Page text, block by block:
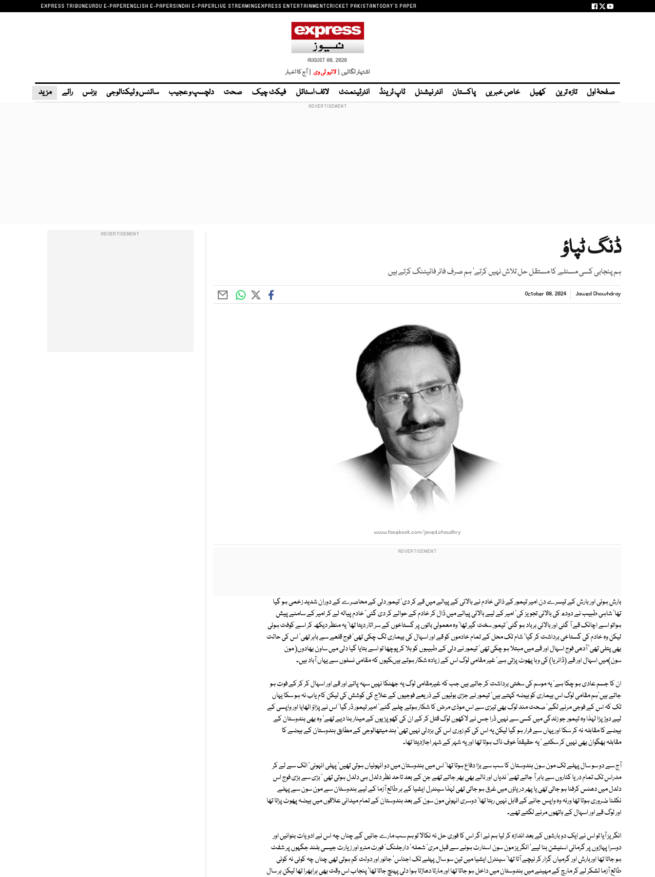
EXPRESS TRIBUNEURDU E-PAPERENGLISH E-PAPERSINDHI E-PAPERLIVE STREAMINGEXPRESS ENTERTAINMENTCRICKET PAKISTANTODAY'S PAPER
AUGUST 08, 2026
اشتہار لگائیں | لائیو ٹی وی | آج کا اخبار
صفحۂ اول تازہ ترین کھیل خاص خبریں پاکستان انٹر نیشنل ٹاپ ٹرینڈ انٹرٹینمنٹ لائف اسٹائل فیکٹ چیک صحت دلچسپ و عجیب سائنس و ٹیکنالوجی بزنس رائے مزید
ڈنگ ٹپاؤ
ہم پنجابی کسی مسئلے کا مستقل حل تلاش نہیں کرتے‘ ہم صرف فائر فائیٹنگ کرتے ہیں
Jawed Chowhdray
October 08, 2024
www.facebook.com/javed.chaudhry
بارش ہوئی اور بارش کے تیسرے دن امیر تیمور کے ذاتی خادم نے بالائی کے پیالے میں قے کر دی' تیمور دلی کے محاصرے کے دوران شدید زخمی ہو گیا
تھا' شاہی طبیب نے دودھ کی بالائی تجویز کی' امیر کے لیے بالائی پیالے میں ڈال کر خادم کے حوالے کر دی گئی' خادم پیالہ لے کر امیر کے سامنے پیش
ہواتو اسے اچانک قے آ گئی اور بالائی برباد ہو گئی' تیمور سخت گیر تھا' وہ معمولی باتوں پر گستاخوں کے سر اتار دیتا تھا' یہ منظر دیکھ کر اسے کوفت ہوئی
لیکن وہ خادم کی گستاخی برداشت کر گیا' شام تک محل کے تمام خادموں کو قے اور اسہال کی بیماری لگ چکی تھی' فوج قلعے سے باہر تھی' اس کی حالت
بھی پتلی تھی' آدھی فوج اسہال اور قے میں مبتلا ہو چکی تھی' تیمور نے دلی کے طبیبوں کو بلا کر پوچھا تو اسے بتایا گیا دلی میں ساون بھادوں( مون
سون)میں اسہال اور قے (ڈائریا) کی وبا پھوٹ پڑتی ہے' غیر مقامی لوگ اس کے زیادہ شکار ہوتے ہیںکیوں کہ مقامی نسلوں سے یہاں آباد ہیں۔
ان کا جسم عادی ہو چکا ہے' یہ موسم کی سختی برداشت کر جاتے ہیں جب کہ غیرمقامی لوگ یہ جھٹکا نہیں سہہ پاتے اور قے اور اسہال کر کر کے فوت ہو
جاتے ہیں'ہم مقامی لوگ اس بیماری کو ہیضہ کہتے ہیں' تیمور نے جڑی بوٹیوں کے ذریعے فوجیوں کے علاج کی کوشش کی لیکن کام یاب نہ ہو سکا یہاں
تک کہ اس کے فوجی مرنے لگے' صحت مند لوگ بھی تیزی سے اس موذی مرض کا شکار ہوتے چلے گئے' امیر تیمور ڈر گیا' اس نے پڑاؤ اٹھایا اور واپسی کے
لیے دوڑ پڑا لہٰذا وہ تیمور جو زندگی میں کسی سے نہیں ڈرا جس نے لاکھوں لوگ قتل کر کے ان کی کھوپڑیوں کے مینار بنا دیے تھے' وہ بھی ہندوستان کے
ہیضے کا مقابلہ نہ کر سکا اور یہاں سے فرار ہو گیا لیکن یہ اس کی کم زوری اس کی بزدلی نہیں تھی' ہند میتھالوجی کے مطابق ہندوستان کے ہیضے کا
مقابلہ بھگوان بھی نہیں کر سکتے ' یہ حقیقتاً خوف ناک ہوتا تھا اور یہ شہر کے شہر اجاڑدیتا تھا۔
آج سے دو سو سال پہلے تک مون سون ہندوستان کا سب سے بڑا دفاع ہوتا تھا' اس میں ہندوستان میں دو انہونیاں ہوتی تھیں' پہلی انہونی' اٹک سے لے کر
مدراس تک تمام دریا کناروں سے باہر آ جاتے تھے' ندیاں اور نالے بھی بھر جاتے تھے جن کے بعد تاحد نظر دلدل ہی دلدل ہوتی تھی ' بڑی سے بڑی فوج اس
دلدل میں دھنس کرفنا ہو جاتی تھی یا پھر دریاؤں میں غرق ہو جاتی تھی لہٰذا سینٹرل ایشیا کے ہر طالع آزما کے لیے ہندوستان سے مون سون سے پہلے
نکلنا ضروری ہوتا تھا ورنہ وہ واپس جانے کے قابل نہیں رہتا تھا' دوسری انہونی مون سون کے بعد ہندوستان کے تمام میدانی علاقوں میں ہیضہ پھوٹ پڑتا تھا
اور لوگ قے اور اسہال کے ہاتھوں مرنے لگتے تھے۔
انگریز آیا تو اس نے ایک دو بارشوں کے بعد اندازہ کر لیا ہم نے اگر اس کا فوری حل نہ نکالا تو ہم سب مارے جائیں گے چناں چہ اس نے ادویات بنوائیں اور
دوسرا پہاڑوں پر گرمائی اسٹیشن بنا لیے' انگریز مون سون اسٹارٹ ہونے سے قبل مری' شملہ' دارجلنگ' فورٹ منرو اور زیارت جیسی بلند جگہوں پر شفٹ
ہو جاتا تھا اوربارش اور گرمیاں گزار کر نیچے آتا تھا' سینٹرل ایشیا میں تین سو سال پہلے تک اجناس' جانور اور دولت کم ہوتی تھی چناں چہ کوئی نہ کوئی
طالع آزما لشکر لے کر مارچ کے مہینے میں ہندوستان میں داخل ہو جاتا تھا اور مارتا دھاڑتا ہوا دلی پہنچ جاتا تھا' پنجاب اس وقت بھی ہرابھرا تھا لیکن ہر سال